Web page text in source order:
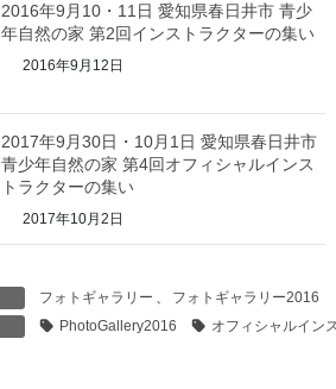
2016年9月10・11日 愛知県春日井市 青少
年自然の家 第2回インストラクターの集い
2016年9月12日
2017年9月30日・10月1日 愛知県春日井市
青少年自然の家 第4回オフィシャルインス
トラクターの集い
2017年10月2日
フォトギャラリー フォトギャラリー2016
PhotoGallery2016 オフィシャルイン